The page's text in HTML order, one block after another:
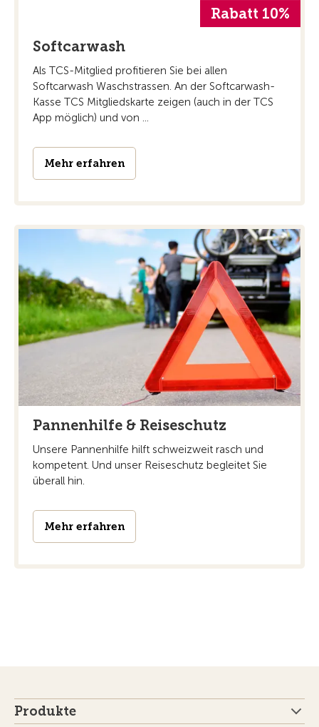
Rabatt 10%
Softcarwash
Als TCS-Mitglied profitieren Sie bei allen
Softcarwash Waschstrassen. An der Softcarwash-
Kasse TCS Mitgliedskarte zeigen (auch in der TCS
App möglich) und von ...
Mehr erfahren
Pannenhilfe & Reiseschutz
Unsere Pannenhilfe hilft schweizweit rasch und
kompetent. Und unser Reiseschutz begleitet Sie
überall hin.
Mehr erfahren
Produkte